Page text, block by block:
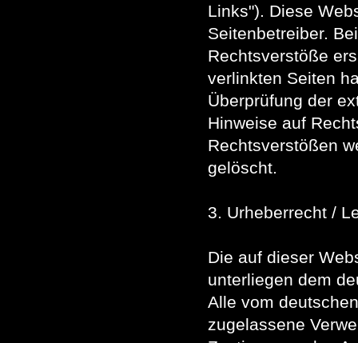
Links"). Diese
Seitenbetreiber.
Rechtsverstöße
verlinkten Seiten
Überprüfung der
Hinweise auf
Rechtsverstößen
gelöscht.
3. Urheberrecht /
Die auf dieser
unterliegen dem
Alle vom
zugelassene